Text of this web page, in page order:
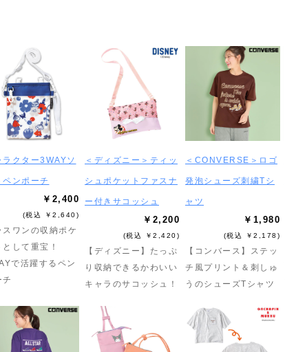
ラクター3WAYソ
ペンポーチ
￥2,400
(税込 ￥2,640)
スワンの収納ポケ
として重宝！
で活躍するペン
チ
＜ディズニー＞ティッ
シュポケットファスナ
ー付きサコッシュ
￥2,200
(税込 ￥2,420)
【ディズニー】たっぷ
り収納できるかわいい
キャラのサコッシュ！
＜CONVERSE＞ロゴ
発泡シューズ刺繍Tシ
ャツ
￥1,980
(税込 ￥2,178)
【コンバース】ステッ
チ風プリント＆刺しゅ
うのシューズTシャツ